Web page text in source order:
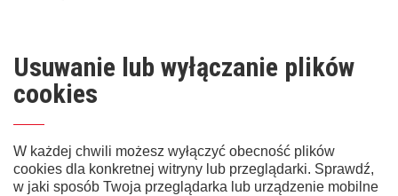
Usuwanie lub wyłączanie plików
cookies
W każdej chwili możesz wyłączyć obecność plików
cookies dla konkretnej witryny lub przeglądarki. Sprawdź,
w jaki sposób Twoja przeglądarka lub urządzenie mobilne